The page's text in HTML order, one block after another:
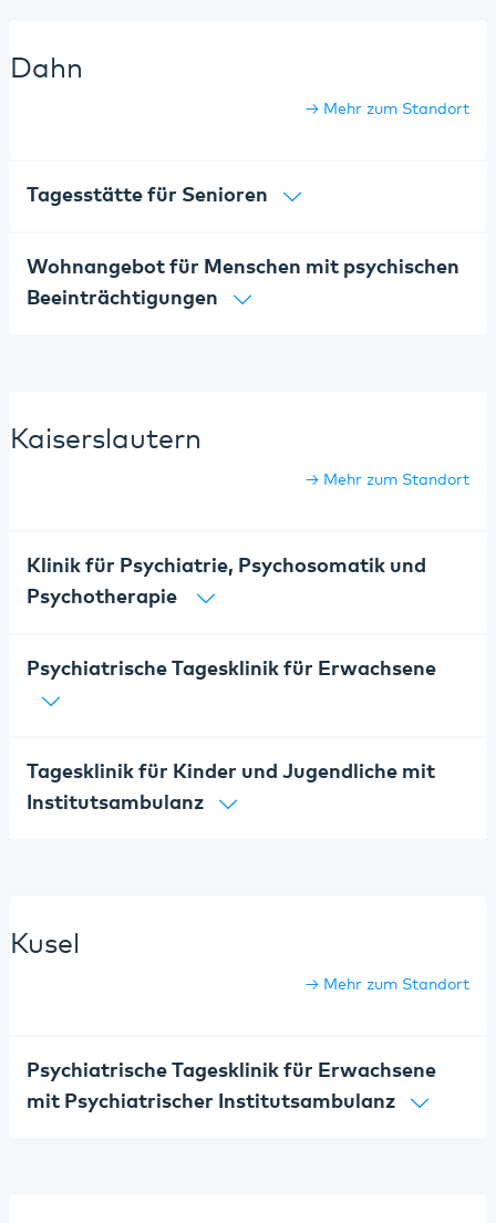
Dahn
Mehr zum Standort
Tagesstätte für Senioren
Wohnangebot für Menschen mit psychischen
Beeinträchtigungen
Kaiserslautern
Mehr zum Standort
Klinik für Psychiatrie, Psychosomatik und
Psychotherapie
Psychiatrische Tagesklinik für Erwachsene
Tagesklinik für Kinder und Jugendliche mit
Institutsambulanz
Kusel
Mehr zum Standort
Psychiatrische Tagesklinik für Erwachsene
mit Psychiatrischer Institutsambulanz